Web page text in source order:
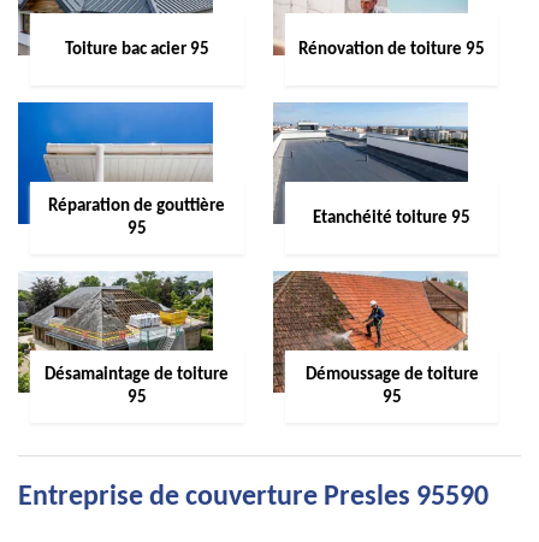
Toiture bac acier 95 Rénovation de toiture 95
Réparation de gouttière
95
Etanchéité toiture 95
Désamaintage de toiture
95
Démoussage de toiture
95
Entreprise de couverture Presles 95590